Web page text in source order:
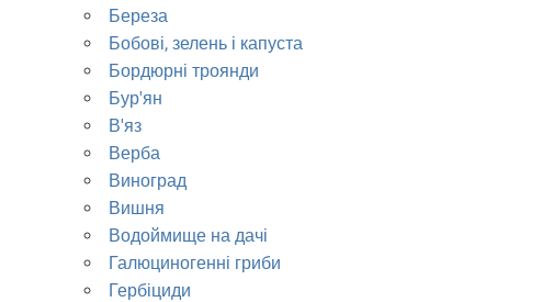
Береза
Бобові, зелень і капуста
Бордюрні троянди
Бур'ян
В'яз
Верба
Виноград
Вишня
Водоймище на дачі
Галюциногенні гриби
Гербіциди